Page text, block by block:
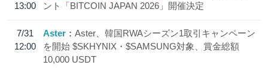
13:00
ント「BITCOIN JAPAN 2026」開催決定
7/31
12:00
Aster
Aster、韓国RWAシーズン1取引キャンペーン
を開始 $SKHYNIX・$SAMSUNG対象、賞金総額
10,000 USDT